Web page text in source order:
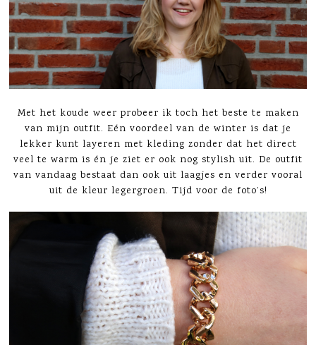
Met het koude weer probeer ik toch het beste te maken
van mijn outfit. Eén voordeel van de winter is dat je
lekker kunt layeren met kleding zonder dat het direct
veel te warm is én je ziet er ook nog stylish uit. De outfit
van vandaag bestaat dan ook uit laagjes en verder vooral
uit de kleur legergroen. Tijd voor de foto’s!